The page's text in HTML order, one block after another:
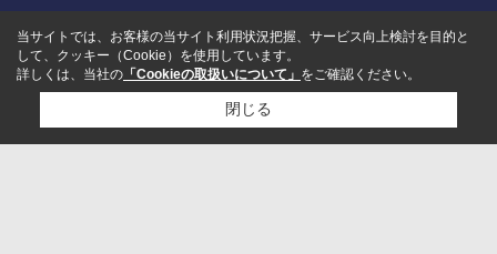
当サイトでは、お客様の当サイト利用状況把握、サービス向上検討を目的と
して、クッキー（Cookie）を使用しています。
詳しくは、当社の 「Cookieの取扱いについて」 をご確認ください。
閉じる